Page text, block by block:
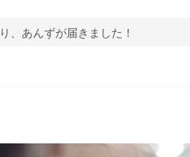
、あんずが届きました！